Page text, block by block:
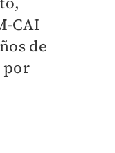
CAI
de
por